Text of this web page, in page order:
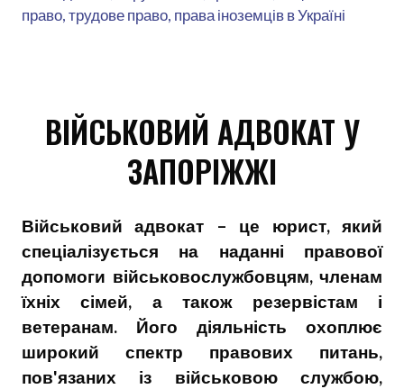
право, трудове право, права іноземців в Україні
ВІЙСЬКОВИЙ АДВОКАТ У
ЗАПОРІЖЖІ
Військовий адвокат – це юрист, який
спеціалізується на наданні правової
допомоги військовослужбовцям, членам
їхніх сімей, а також резервістам і
ветеранам. Його діяльність охоплює
широкий спектр правових питань,
пов'язаних із військовою службою,